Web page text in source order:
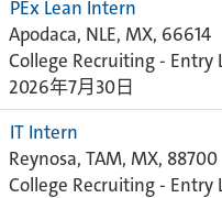
PEx Lean Intern
Apodaca, NLE, MX, 66614
College Recruiting - Entry
2026年7月30日
IT Intern
Reynosa, TAM, MX, 88700
College Recruiting - Entry